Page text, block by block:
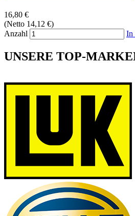
16,80 €
(Netto 14,12 €)
Anzahl
In
UNSERE TOP-